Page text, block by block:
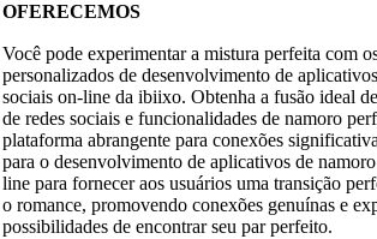
OFERECEMOS
Você pode experimentar a mistura perfeita com
personalizados de desenvolvimento de
sociais on-line da ibiixo. Obtenha a fusão ideal
de redes sociais e funcionalidades de namoro
plataforma abrangente para conexões
para o desenvolvimento de aplicativos de
line para fornecer aos usuários uma transição
o romance, promovendo conexões genuínas e
possibilidades de encontrar seu par perfeito.